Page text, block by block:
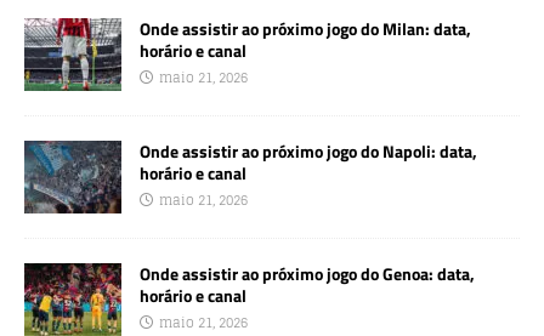
Onde assistir ao próximo jogo do Milan: data,
horário e canal
maio 21, 2026
Onde assistir ao próximo jogo do Napoli: data,
horário e canal
maio 21, 2026
Onde assistir ao próximo jogo do Genoa: data,
horário e canal
maio 21, 2026